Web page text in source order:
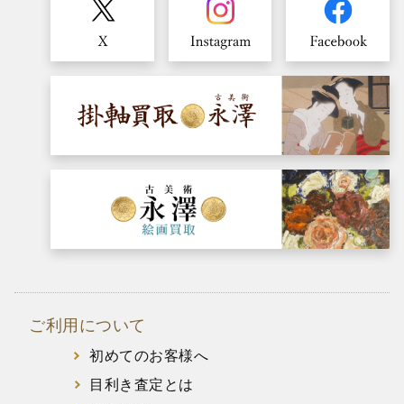
ご利用について
初めてのお客様へ
目利き査定とは